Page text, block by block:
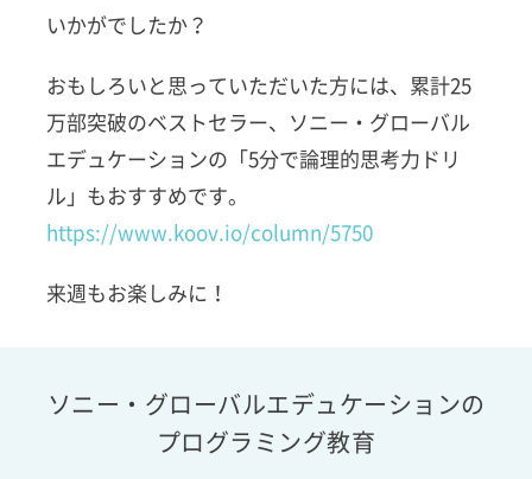
いかがでしたか？
おもしろいと思っていただいた方には、累計25
万部突破のベストセラー、ソニー・グローバル
エデュケーションの「5分で論理的思考力ドリ
ル」もおすすめです。
https://www.koov.io/column/5750
来週もお楽しみに！
ソニー・グローバルエデュケーションの
プログラミング教育